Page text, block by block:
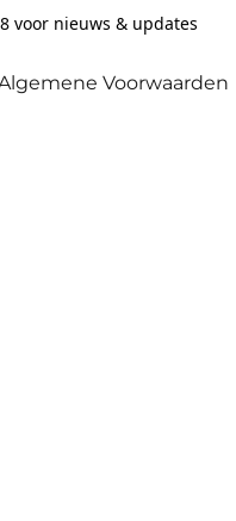
voor nieuws & updates
Voorwaarden